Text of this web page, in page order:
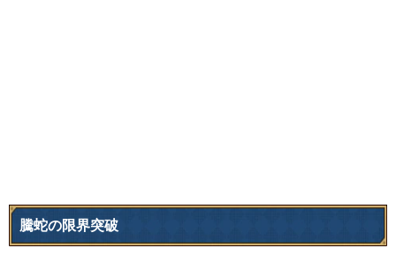
騰蛇の限界突破